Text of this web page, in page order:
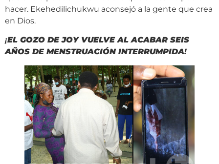
hacer. Ekehedilichukwu aconsejó a la gente que crea
en Dios.
¡EL GOZO DE JOY VUELVE AL ACABAR SEIS
AÑOS DE MENSTRUACIÓN INTERRUMPIDA!